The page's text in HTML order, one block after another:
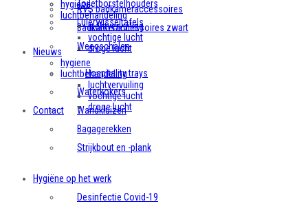
Toiletborstelhouders
Luierwisseltafels
RVS badkameraccessoires
Badkameraccessoires zwart
Weegschalen
Hospitality trays
Waterkokers
Wandkluizen
Bagagerekken
Strijkbout en -plank
hygiene
luchtbehandeling
luchtvervuiling
vochtige lucht
droge lucht
Nieuws
hygiene
luchtbehandeling
luchtvervuiling
vochtige lucht
droge lucht
Contact
Hygiëne op het werk
Desinfectie Covid-19